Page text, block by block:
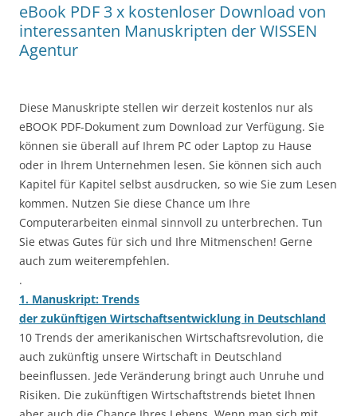
eBook PDF 3 x kostenloser Download von
interessanten Manuskripten der WISSEN
Agentur
Diese Manuskripte stellen wir derzeit kostenlos nur als
eBOOK PDF-Dokument zum Download zur Verfügung. Sie
können sie überall auf Ihrem PC oder Laptop zu Hause
oder in Ihrem Unternehmen lesen. Sie können sich auch
Kapitel für Kapitel selbst ausdrucken, so wie Sie zum Lesen
kommen. Nutzen Sie diese Chance um Ihre
Computerarbeiten einmal sinnvoll zu unterbrechen. Tun
Sie etwas Gutes für sich und Ihre Mitmenschen! Gerne
auch zum weiterempfehlen.
.
1. Manuskript: Trends
der zukünftigen Wirtschaftsentwicklung in Deutschland
10 Trends der amerikanischen Wirtschaftsrevolution, die
auch zukünftig unsere Wirtschaft in Deutschland
beeinflussen. Jede Veränderung bringt auch Unruhe und
Risiken. Die zukünftigen Wirtschaftstrends bietet Ihnen